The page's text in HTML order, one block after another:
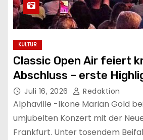
KULTUR
Classic Open Air feiert
Abschluss – erste
Juli 16, 2026 Redaktion
Alphaville -Ikone Marian Gold
umjubelten Konzert mit der
Frankfurt. Unter tosendem